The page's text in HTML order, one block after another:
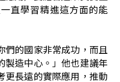
直學習精進這方面的能
們的國家非常成功，而且
製造中心。」他也建議年
更長遠的實際應用，推動